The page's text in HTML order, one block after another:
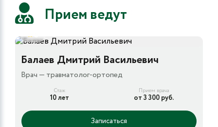
Прием ведут
5
Балаев Дмитрий Васильевич
Врач — травматолог-ортопед
Стаж
10 лет
Прием врача
от 3 300 руб.
Записаться